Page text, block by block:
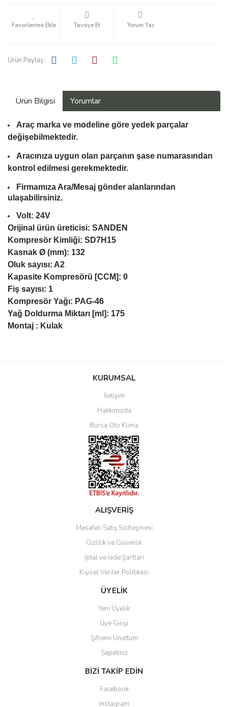
Tavsiye Et Yorum Yaz
Ürün Paylaş :
Ürün Bilgisi Yorumlar
Araç marka ve modeline göre yedek parçalar
değişebilmektedir.
Aracınıza uygun olan parçanın şase numarasından
kontrol edilmesi gerekmektedir.
Firmamıza Ara/Mesaj gönder alanlarından
ulaşabilirsiniz.
Volt: 24V
Orijinal ürün üreticisi: SANDEN
Kompresör Kimliği: SD7H15
Kasnak Ø (mm): 132
Oluk sayısı: A2
Kapasite Kompresörü [CCM]: 0
Fiş sayısı: 1
Kompresör Yağı: PAG-46
Yağ Doldurma Miktarı [ml]: 175
Montaj : Kulak
Bu ürüne ilk yorumu siz yapın!
Yorum Yaz
KURUMSAL
İletişim
Hakkımızda
Bursa Oto Klima
ALIŞVERİŞ
Mesafeli Satış Sözleşmesi
Gizlilik ve Güvenlik
İptal ve İade Şartları
Kişisel Veriler Politikası
ÜYELİK
Yeni Üyelik
Üye Girişi
Şifremi Unuttum
Sepetiniz
BİZİ TAKİP EDİN
Facebook
Instagram